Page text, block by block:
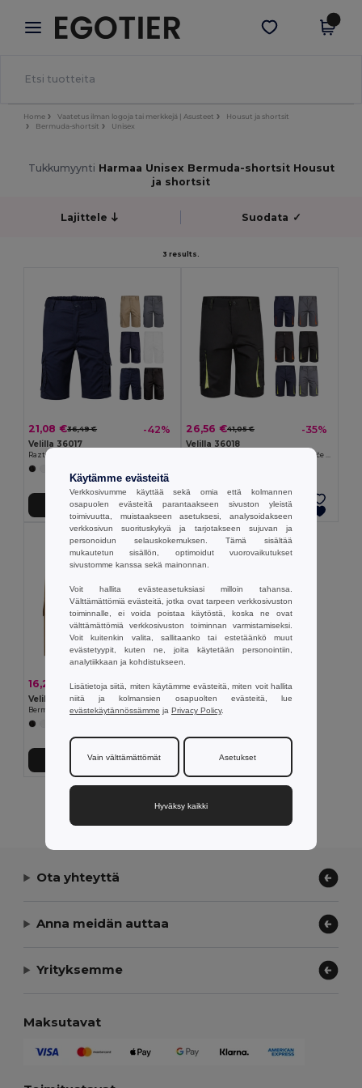
× Egotier-sovellus
Paremmat hinnat appissa!
Hae sovellus
Home Vaatetus ilman logoja tai merkkejä | Asusteet
Housut ja shortsit
Bermuda-shortsit
Unisex
Tukkumyynti Harmaa Unisex Bermuda-shortsit Housut
ja shortsit
Lajittele Suodata ✓
3 results.
21,08 €36,49 € -42%
Velilla 36017
Lisää Ostokoriin
26,56 €41,05 € -35%
Velilla 36018
Dvobarvne raztegljive bermuda hlače z več žepi (240 g/m²) iz bombaža (46 %), EME (38 %) in poliestra (16 %)
Lisää Ostokoriin
16,20 € 23,67 € -32%
Velilla 36115
Bermuda hlače iz kepra z več žepi (200 g/m²), iz bombaža (35 %) in poliestra (65 %)
Lisää Ostokoriin
Ota yhteyttä
Anna meidän auttaa
Yrityksemme
Maksutavat
Käytämme evästeitä
Verkkosivumme käyttää sekä omia että kolmannen
osapuolen evästeitä parantaakseen sivuston yleistä
toimivuutta, muistaakseen asetuksesi, analysoidakseen
verkkosivun suorituskykyä ja tarjotakseen sujuvan ja
personoidun selauskokemuksen. Tämä sisältää
mukautetun sisällön, optimoidut vuorovaikutukset
sivustomme kanssa sekä mainonnan.
Voit hallita evästeasetuksiasi milloin tahansa.
Välttämättömiä evästeitä, jotka ovat tarpeen verkkosivuston
toiminnalle, ei voida poistaa käytöstä, koska ne ovat
välttämättömiä verkkosivuston toiminnan varmistamiseksi.
Voit kuitenkin valita, sallitaanko tai estetäänkö muut
evästetyypit, kuten ne, joita käytetään personointiin,
analytiikkaan ja kohdistukseen.
Lisätietoja siitä, miten käytämme evästeitä, miten voit hallita
niitä ja kolmansien osapuolten evästeitä, lue
evästekäytännössämme ja Privacy Policy.
Vain välttämättömät Asetukset
Hyväksy kaikki